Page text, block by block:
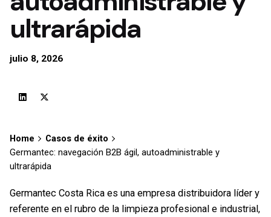
ultrarápida
julio 8, 2026
Home
Casos de éxito
Germantec: navegación B2B ágil, autoadministrable y
ultrarápida
Germantec Costa Rica es una empresa distribuidora líder y
referente en el rubro de la limpieza profesional e industrial,